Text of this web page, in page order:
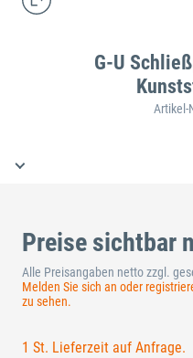
G-U
Artikel-
Preise sichtbar
Alle Preisangaben netto zzgl.
Melden Sie sich an oder
zu sehen.
1 St. Lieferzeit auf Anfrage.